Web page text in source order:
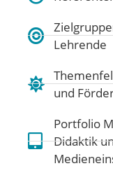
Lehrende
und
Portfolio
Didaktik